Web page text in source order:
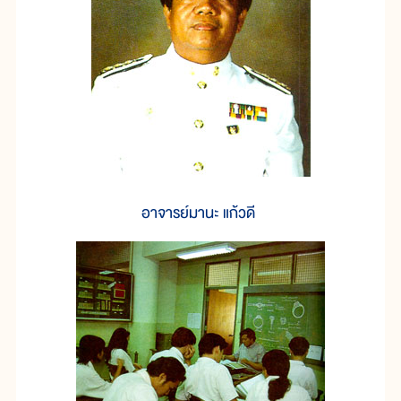
อาจารย์มานะ แก้วดี